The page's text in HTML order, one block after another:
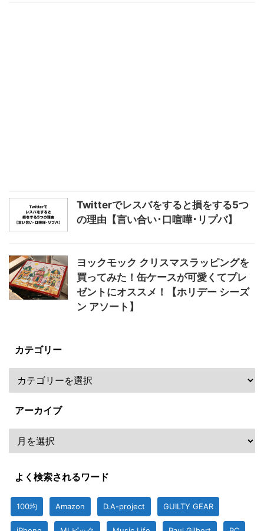
Twitterでレスバをすると損をする5つ
の理由【言い合い･口喧嘩･リプバ】
ヨックモック クリスマスラッピングを
買ってみた！缶ケースが可愛くてプレ
ゼントにオススメ！【ホリデー シーズ
ン アソート】
カテゴリー
アーカイブ
よく検索されるワード
100均 Amazon D.A-project GUILTY GEAR